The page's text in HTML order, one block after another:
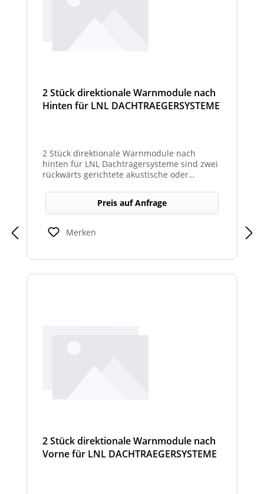
2 Stück direktionale Warnmodule nach
Hinten für LNL DACHTRAEGERSYSTEME
2 Stück direktionale Warnmodule nach
hinten für LNL Dachträgersysteme sind zwei
rückwärts gerichtete akustische oder
Dachträger, die in Richtung Heck gezielte
Warnsignale abgeben. Sie verbessern die
Sicht- und Hörbarkeit von Warnhinweisen
für den rückwärtigen Bereich und erhöhen
so die Sicherheit bei Rangier- oder
Preis auf Anfrage
Merken
2 Stück direktionale Warnmodule nach
Vorne für LNL DACHTRAEGERSYSTEME